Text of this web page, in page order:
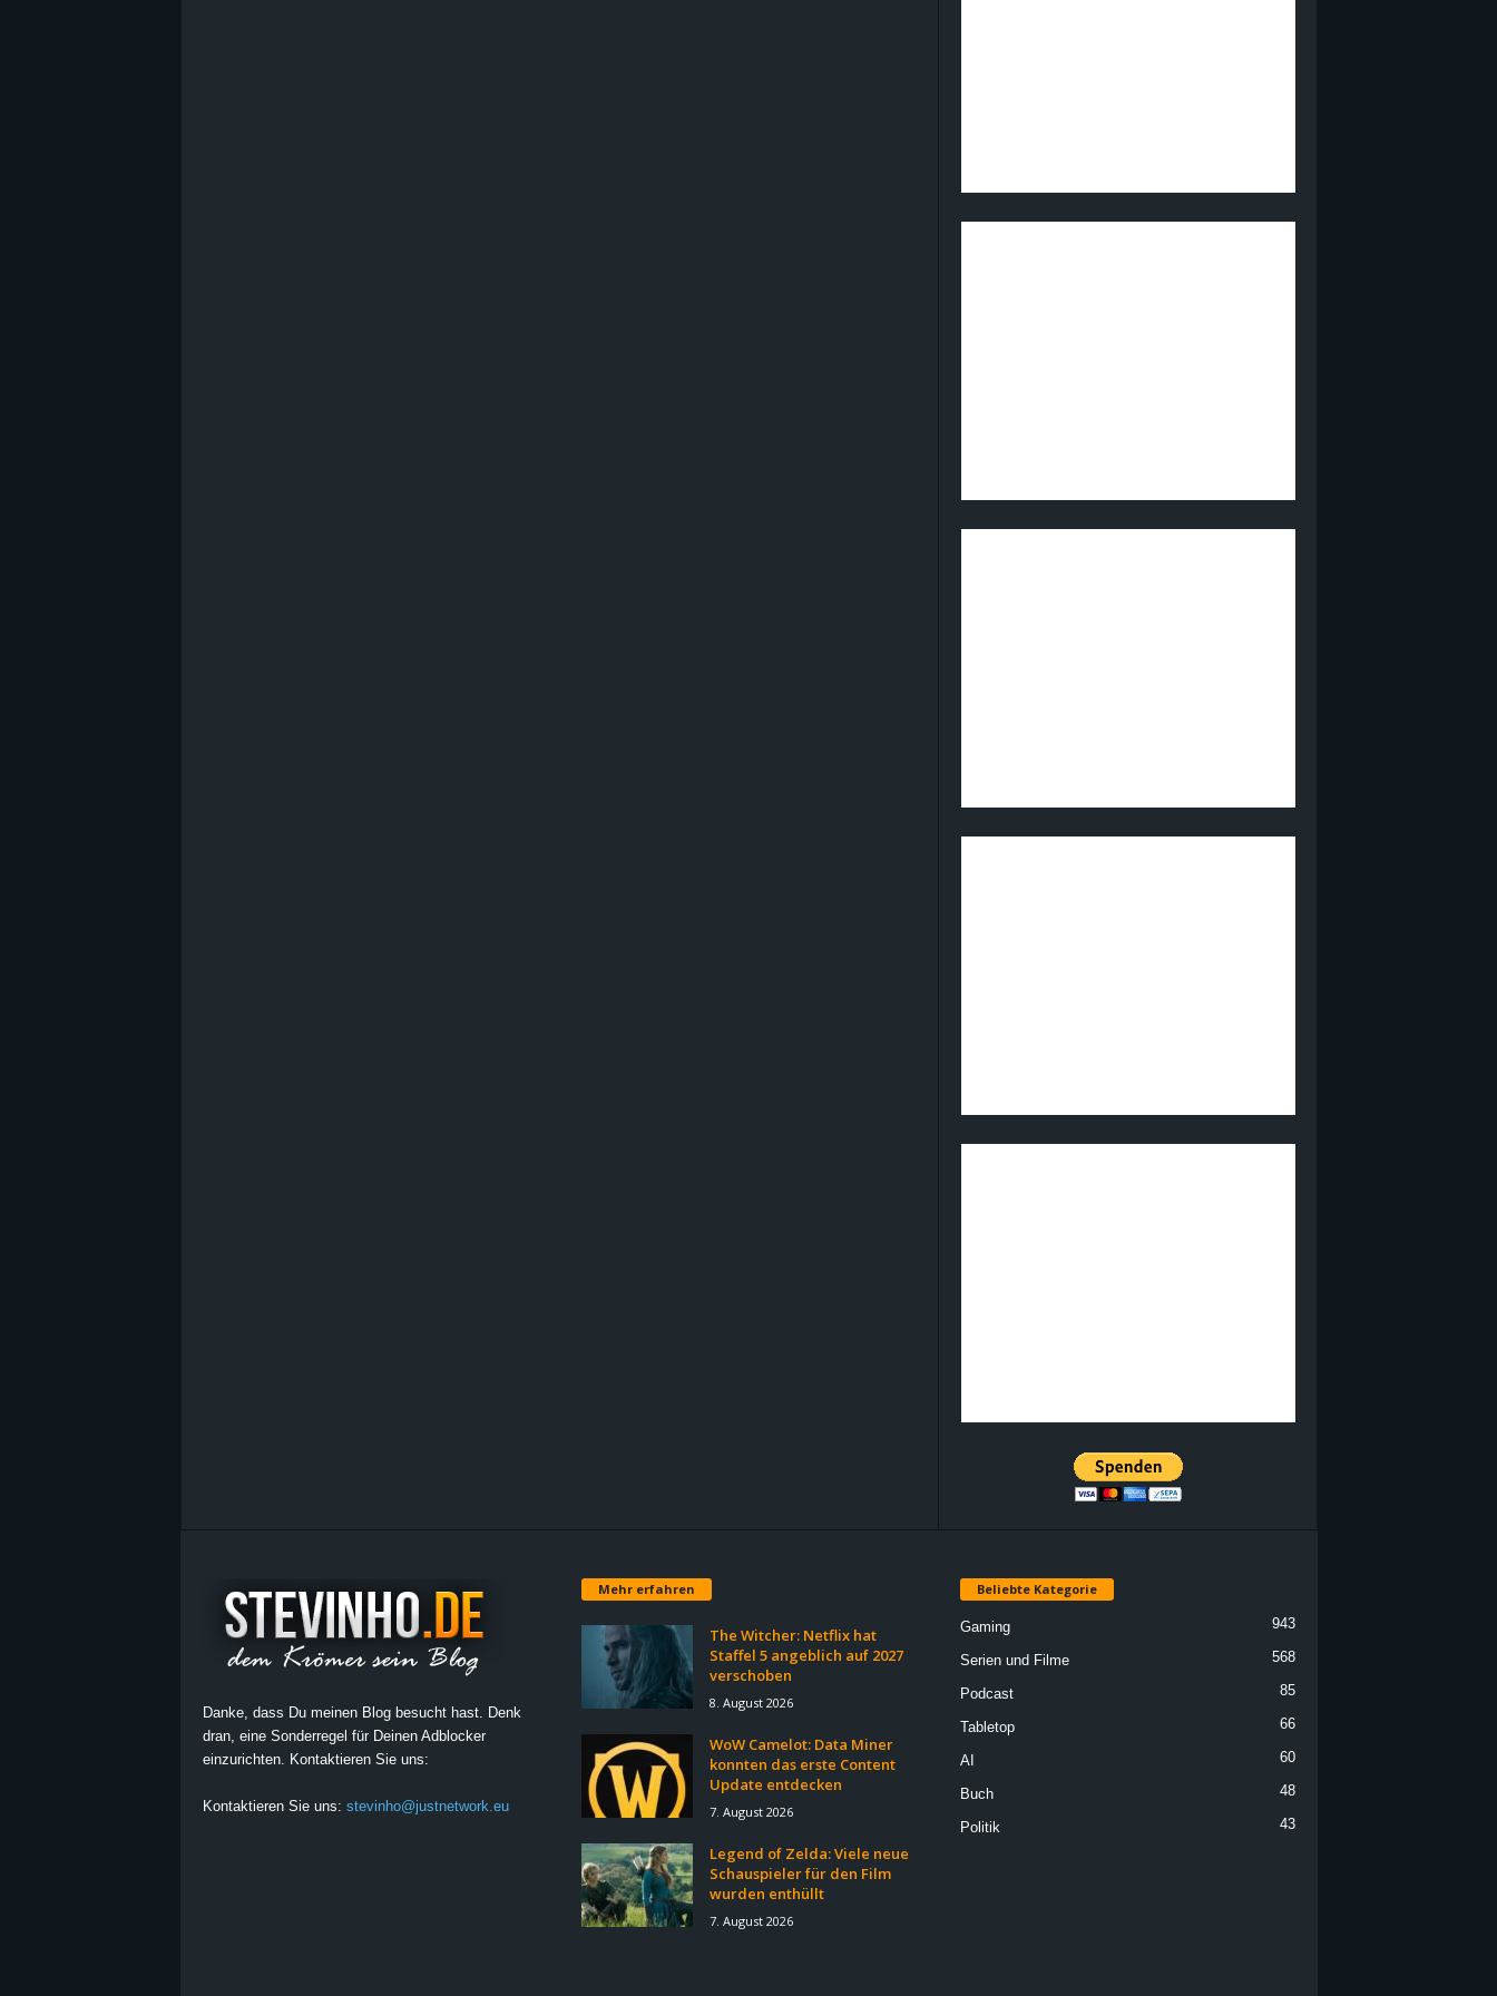
Danke, dass Du meinen Blog besucht hast. Denk
dran, eine Sonderregel für Deinen Adblocker
einzurichten. Kontaktieren Sie uns:
Kontaktieren Sie uns: stevinho@justnetwork.eu
Mehr erfahren
The Witcher: Netflix hat
Staffel 5 angeblich auf 2027
verschoben
8. August 2026
WoW Camelot: Data Miner
konnten das erste Content
Update entdecken
7. August 2026
Legend of Zelda: Viele neue
Schauspieler für den Film
wurden enthüllt
7. August 2026
Beliebte Kategorie
Gaming 943
Serien und Filme 568
Podcast 85
Tabletop 66
AI 60
Buch 48
Politik 43